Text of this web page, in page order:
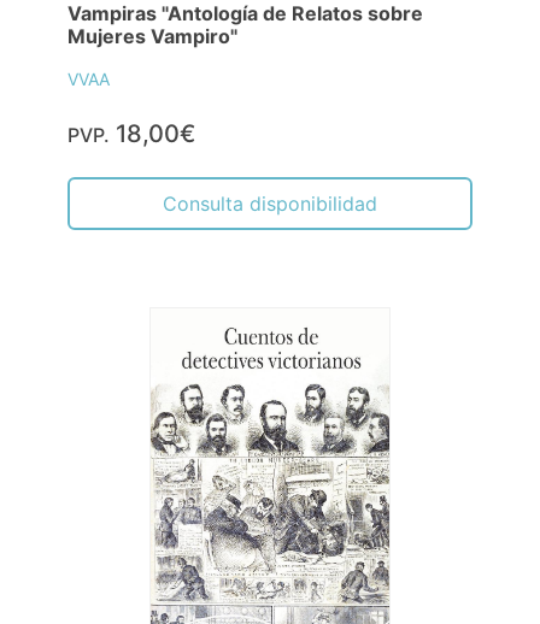
Vampiras "Antología de Relatos sobre
Mujeres Vampiro"
VVAA
PVP. 18,00€
Consulta disponibilidad